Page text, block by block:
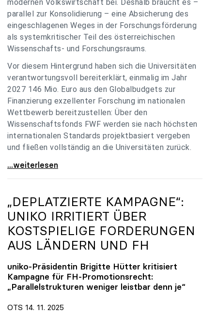
modernen Volkswirtschaft bei. Deshalb braucht es –
parallel zur Konsolidierung – eine Absicherung des
eingeschlagenen Weges in der Forschungsförderung
als systemkritischer Teil des österreichischen
Wissenschafts- und Forschungsraums.
Vor diesem Hintergrund haben sich die Universitäten
verantwortungsvoll bereiterklärt, einmalig im Jahr
2027 146 Mio. Euro aus den Globalbudgets zur
Finanzierung exzellenter Forschung im nationalen
Wettbewerb bereitzustellen: Über den
Wissenschaftsfonds FWF werden sie nach höchsten
internationalen Standards projektbasiert vergeben
und fließen vollständig an die Universitäten zurück.
Gemeinsam für einen starken Wissenschafts- und
...weiterlesen
„DEPLATZIERTE KAMPAGNE“:
UNIKO IRRITIERT ÜBER
KOSTSPIELIGE FORDERUNGEN
AUS LÄNDERN UND FH
uniko-Präsidentin Brigitte Hütter kritisiert
Kampagne für FH-Promotionsrecht:
„Parallelstrukturen weniger leistbar denn je“
OTS 14. 11. 2025